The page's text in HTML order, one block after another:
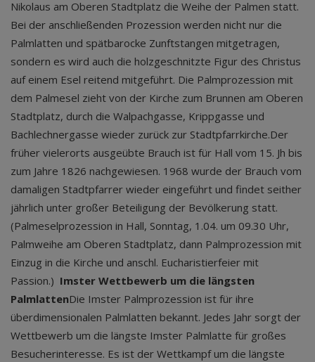
Nikolaus am Oberen Stadtplatz die Weihe der Palmen statt.
Bei der anschließenden Prozession werden nicht nur die
Palmlatten und spätbarocke Zunftstangen mitgetragen,
sondern es wird auch die holzgeschnitzte Figur des Christus
auf einem Esel reitend mitgeführt. Die Palmprozession mit
dem Palmesel zieht von der Kirche zum Brunnen am Oberen
Stadtplatz, durch die Walpachgasse, Krippgasse und
Bachlechnergasse wieder zurück zur Stadtpfarrkirche.Der
früher vielerorts ausgeübte Brauch ist für Hall vom 15. Jh bis
zum Jahre 1826 nachgewiesen. 1968 wurde der Brauch vom
damaligen Stadtpfarrer wieder eingeführt und findet seither
jährlich unter großer Beteiligung der Bevölkerung statt.
(Palmeselprozession in Hall, Sonntag, 1.04. um 09.30 Uhr,
Palmweihe am Oberen Stadtplatz, dann Palmprozession mit
Einzug in die Kirche und anschl. Eucharistierfeier mit
Passion.) Imster Wettbewerb um die längsten
PalmlattenDie Imster Palmprozession ist für ihre
überdimensionalen Palmlatten bekannt. Jedes Jahr sorgt der
Wettbewerb um die längste Imster Palmlatte für großes
Besucherinteresse. Es ist der Wettkampf um die längste